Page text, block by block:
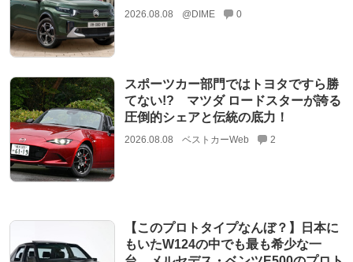
2026.08.08 @DIME 0
スポーツカー部門ではトヨタですら勝
てない!? マツダ ロードスターが誇る
圧倒的シェアと伝統の底力！
2026.08.08 ベストカーWeb 2
【このプロトタイプなんぼ？】日本に
もいたW124の中でも最も希少な一